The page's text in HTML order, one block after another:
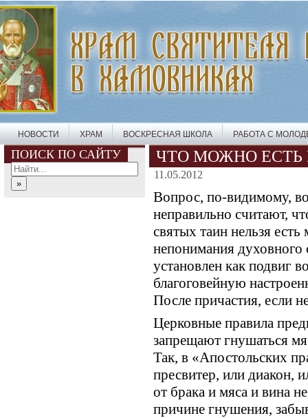
НОВОСТИ ХРАМ ВОСКРЕСНАЯ ШКОЛА РАБОТА С
ПОИСК ПО САЙТУ ЧТО МОЖНО ЕСТЬ
11.05.2012
Вопрос, по-видимому,
неправильно считают,
святых таин нельзя
непонимания духовного
установлен как подвиг
благоговейную
После причастия, если
Церковные правила
запрещают гнушаться
Так, в «Апостольских
пресвитер, или диакон,
от брака и мяса и вина
причине гнушения,